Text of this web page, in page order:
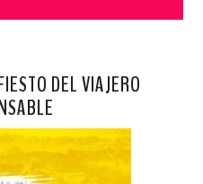
DEL VIAJERO